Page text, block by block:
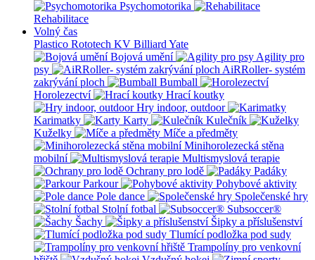
Psychomotorika
Rehabilitace
Volný čas
Plastico Rototech KV Billiard Yate
Bojová umění
Agility pro
psy
AiRRoller- systém
zakrývání ploch
Bumball
Horolezectví
Hrací koutky
Hry indoor, outdoor
Karimatky
Karty
Kulečník
Kuželky
Míče a předměty
Minihorolezecká stěna
mobilní
Multismyslová terapie
Ochrany pro lodě
Padáky
Parkour
Pohybové aktivity
Pole dance
Společenské hry
Stolní fotbal
Subsoccer®
Šachy
Šipky a příslušenství
Tlumící podložka pod sudy
Trampolíny pro venkovní